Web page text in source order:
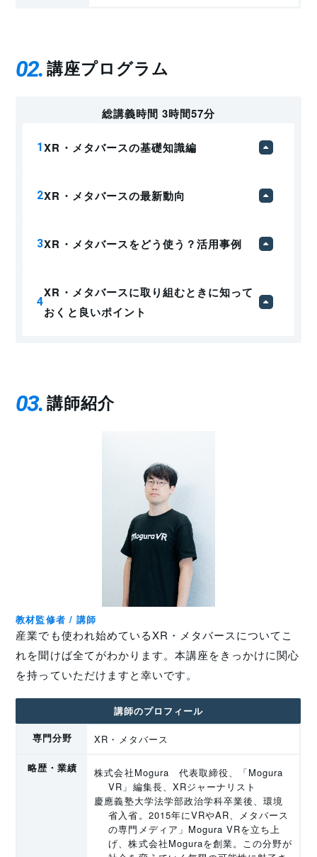
02 講座プログラム
総講義時間 3時間57分
XR・メタバースの基礎知識編
XR・メタバースの最新動向
XR・メタバースをどう使う？活用事例
XR・メタバースに取り組むときに知って
おくと良いポイント
03 講師紹介
教材監修者 / 講師
産業でも使われ始めているXR・メタバースについてこ
れを聞けば全てがわかります。本講座をきっかけに関心
を持っていただけますと幸いです。
講師のプロフィール
専門分野
XR・メタバース
略歴・業績
株式会社Mogura 代表取締役、「Mogura
VR」編集長、XRジャーナリスト
慶應義塾大学法学部政治学科卒業後、環境
省入省。2015年にVRやAR、メタバース
の専門メディア」Mogura VRを立ち上
げ、株式会社Moguraを創業。この分野が